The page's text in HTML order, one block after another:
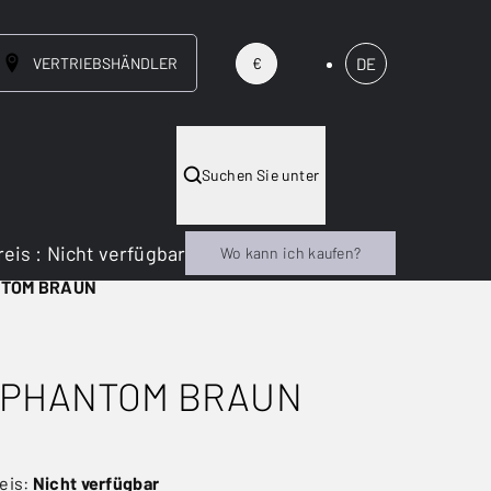
VERTRIEBSHÄNDLER € DE
Suchen Sie unter
BRAUN
BRAUN
Nicht verfügbar
: Nicht verfügbar Wo kann ich kaufen?